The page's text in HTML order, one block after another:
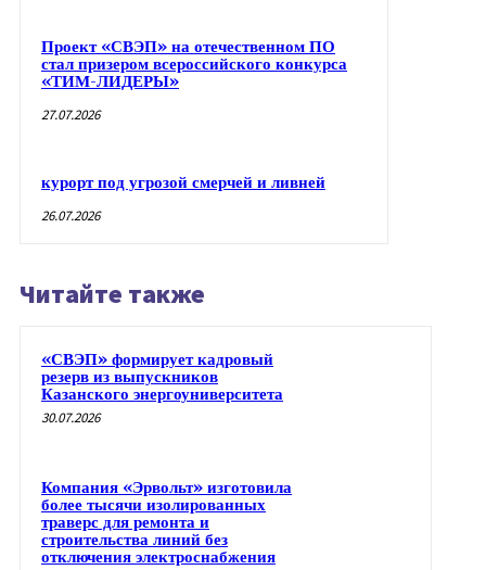
Проект «СВЭП» на отечественном ПО
стал призером всероссийского конкурса
«ТИМ-ЛИДЕРЫ»
27.07.2026
курорт под угрозой смерчей и ливней
26.07.2026
Читайте также
«СВЭП» формирует кадровый
резерв из выпускников
Казанского энергоуниверситета
30.07.2026
Компания «Эрвольт» изготовила
более тысячи изолированных
траверс для ремонта и
строительства линий без
отключения электроснабжения